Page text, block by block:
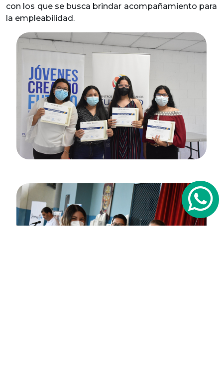
con los que se busca brindar acompañamiento para
la empleabilidad.